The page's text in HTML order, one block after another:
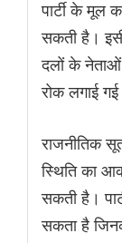
पार्टी के मूल
सकती है।
दलों के नेताओं
रोक लगाई गई
राजनीतिक
स्थिति का
सकती है।
सकता है